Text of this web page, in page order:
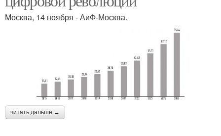
Москва, 14 ноября - АиФ-Москва.
читать дальше →